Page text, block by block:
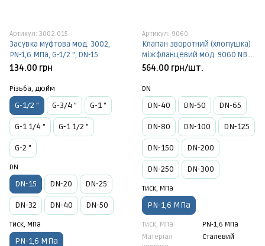
Артикул: 3002.015
Засувка муфтова мод. 3002,
PN-1,6 МПа, G-1/2 ", DN-15
134.00 грн
Різьба, дюйм
G-1/2 " G-3/4 " G-1 "
G-1 1/4 " G-1 1/2 "
G-2 "
DN
DN-15 DN-20 DN-25
DN-32 DN-40 DN-50
Тиск, МПа
PN-1,6 МПа
Артикул: 9060
Клапан зворотний (хлопушка)
міжфланцевий мод. 9060 NBR,
Т - +80°C, PN-1,6 МПа
564.00 грн/шт.
DN
DN-40 DN-50 DN-65
DN-80 DN-100 DN-125
DN-150 DN-200
DN-250 DN-300
Тиск, МПа
PN-1,6 МПа
Тиск, МПа
PN-1,6 МПа
Матеріал
Сталевий